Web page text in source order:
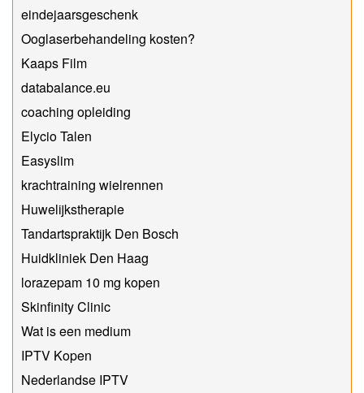
eindejaarsgeschenk
Ooglaserbehandeling kosten?
Kaaps Film
databalance.eu
coaching opleiding
Elycio Talen
Easyslim
krachtraining wielrennen
Huwelijkstherapie
Tandartspraktijk Den Bosch
Huidkliniek Den Haag
lorazepam 10 mg kopen
Skinfinity Clinic
Wat is een medium
IPTV Kopen
Nederlandse IPTV